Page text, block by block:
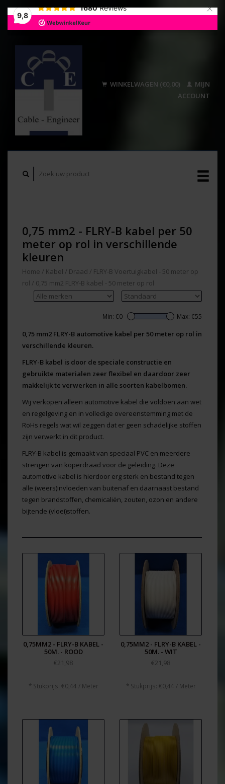
9,8
1680 Reviews ×
WINKELWAGEN (€0,00)
MIJN
ACCOUNT
0,75 mm2 - FLRY-B kabel per 50
meter op rol in verschillende
kleuren
Home / Kabel / Draad / FLRY-B Voertuigkabel - 50 meter op
rol / 0,75 mm2 FLRY-B kabel - 50 meter op rol
Min: €0 Max: €55
0,75 mm2 FLRY-B automotive kabel per 50 meter op rol in
verschillende kleuren.
FLRY-B kabel is door de speciale constructie en
gebruikte materialen zeer flexibel en daardoor zeer
makkelijk te verwerken in alle soorten kabelbomen.
Wij verkopen alleen automotive kabel die voldoen aan wet
en regelgeving en in volledige overeenstemming met de
RoHs regels wat wil zeggen dat er geen schadelijke stoffen
zijn verwerkt in dit product.
FLRY-B kabel is gemaakt van speciaal PVC en meerdere
strengen van koperdraad voor de geleiding. Deze
automotive kabel is hierdoor erg sterk en bestand tegen
alle (weers)invloeden van buitenaf en daarnaast bestand
tegen brandstoffen, chemicaliën, zouten, ozon en andere
bijtende (vloei)stoffen.
0,75MM2 - FLRY-B KABEL -
50M. - ROOD
€21,98
* Stukprijs: €0,44 / Meter
0,75MM2 - FLRY-B KABEL -
50M. - WIT
€21,98
* Stukprijs: €0,44 / Meter